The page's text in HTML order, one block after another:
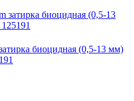
биоцидная (0,5-13 мм)